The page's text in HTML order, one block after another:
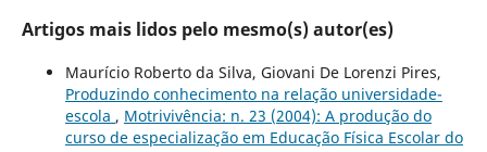
Artigos mais lidos pelo mesmo(s) autor(es)
Maurício Roberto da Silva, Giovani De Lorenzi Pires,
Produzindo conhecimento na relação universidade-
escola , Motrivivência: n. 23 (2004): A produção do
curso de especialização em Educação Física Escolar do